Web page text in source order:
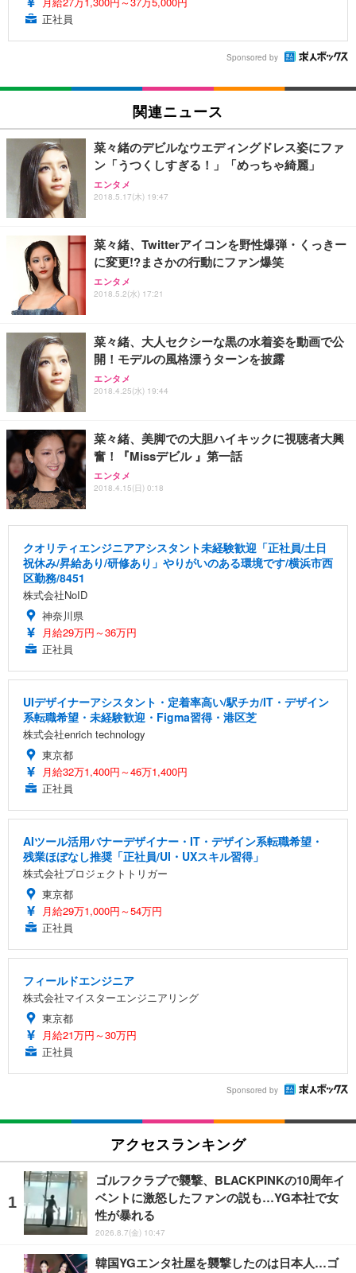
正社員
Sponsored by
関連ニュース
菜々緒のデビルなウエディングドレス姿にファ
ン「うつくしすぎる！」「めっちゃ綺麗」
エンタメ
2018.5.17(木) 19:47
菜々緒、Twitterアイコンを野性爆弾・くっきー
に変更!?まさかの行動にファン爆笑
エンタメ
2018.5.2(水) 17:21
菜々緒、大人セクシーな黒の水着姿を動画で公
開！モデルの風格漂うターンを披露
エンタメ
2018.4.25(水) 19:44
菜々緒、美脚での大胆ハイキックに視聴者大興
奮！『Missデビル 』第一話
エンタメ
2018.4.15(日) 0:18
クオリティエンジニアアシスタント未経験歓迎「正社員/土日
祝休み/昇給あり/研修あり」やりがいのある環境です/横浜市西
区勤務/8451
株式会社NoID
神奈川県
月給29万円～36万円
正社員
UIデザイナーアシスタント・定着率高い/駅チカ/IT・デザイン
系転職希望・未経験歓迎・Figma習得・港区芝
株式会社enrich technology
東京都
月給32万1,400円～46万1,400円
正社員
AIツール活用バナーデザイナー・IT・デザイン系転職希望・
残業ほぼなし推奨「正社員/UI・UXスキル習得」
株式会社プロジェクトトリガー
東京都
月給29万1,000円～54万円
正社員
フィールドエンジニア
株式会社マイスターエンジニアリング
東京都
月給21万円～30万円
正社員
Sponsored by
アクセスランキング
ゴルフクラブで襲撃、BLACKPINKの10周年イ
ベントに激怒したファンの説も…YG本社で女
性が暴れる
2026.8.7(金) 10:47
韓国YGエンタ社屋を襲撃したのは日本人…ゴ